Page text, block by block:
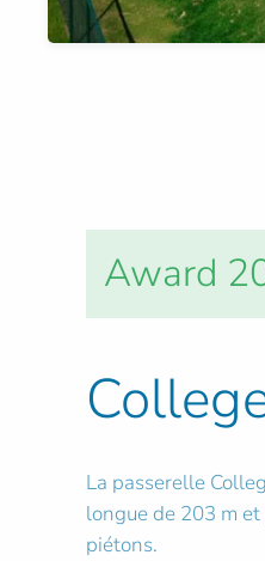
Award
La passerelle
longue de 203 m
piétons.